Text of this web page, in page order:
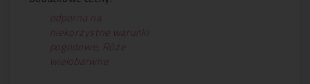
odporna na
niekorzystne warunki
pogodowe, Róże
wielobarwne